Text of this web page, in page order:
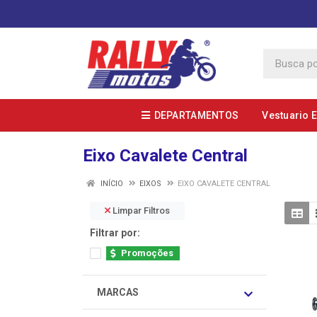
DEPARTAMENTOS Vestuario
Eixo Cavalete Central
INÍCIO EIXOS EIXO CAVALETE CENTRAL
Limpar Filtros
Filtrar por:
Promoções
MARCAS